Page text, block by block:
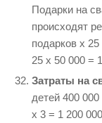
Подарки на
происходят
подарков х
25 х 50 000 =
Затраты на
детей 400
х 3 = 1 200